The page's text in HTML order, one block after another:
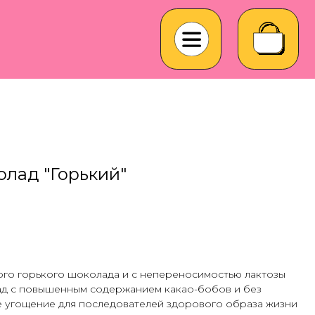
"Горький"
горького шоколада и с непереносимостью лактозы
с повышенным содержанием какао-бобов и без
угощение для последователей здорового образа жизни